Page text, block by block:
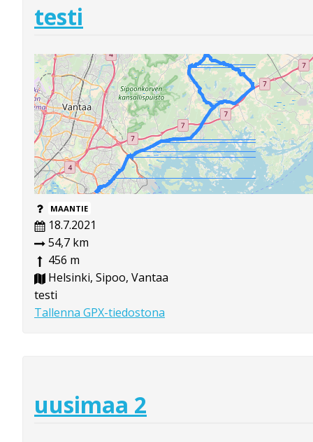
testi
MAANTIE
18.7.2021
54,7 km
456 m
Helsinki, Sipoo, Vantaa
testi
Tallenna GPX-tiedostona
uusimaa 2